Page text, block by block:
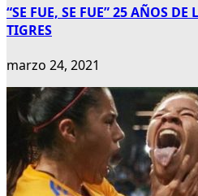
“SE FUE, SE FUE” 25 AÑOS
TIGRES
marzo 24, 2021